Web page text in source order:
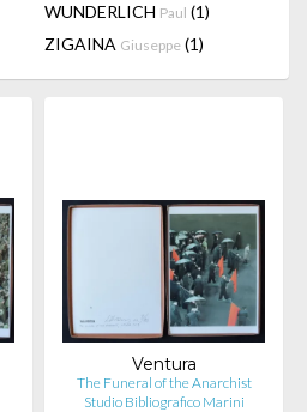
WUNDERLICH Paul (1)
ZIGAINA Giuseppe (1)
Ventura
The Funeral of the Anarchist
Studio Bibliografico Marini